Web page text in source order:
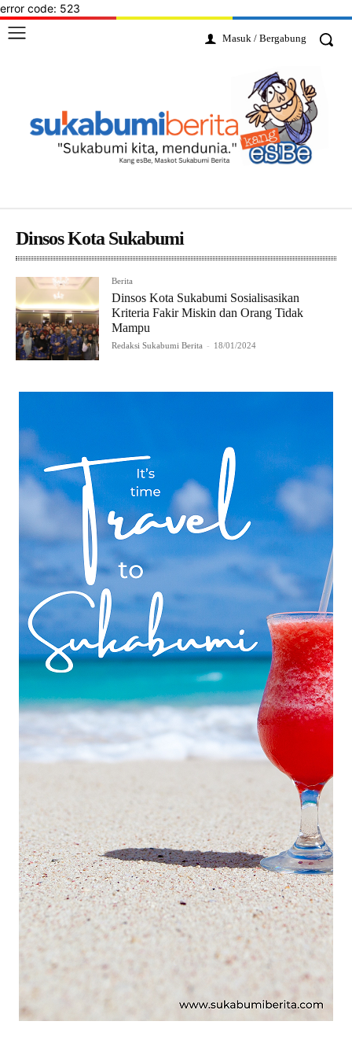
error code: 523
Masuk / Bergabung
Dinsos Kota Sukabumi
Berita
Dinsos Kota Sukabumi Sosialisasikan
Kriteria Fakir Miskin dan Orang Tidak
Mampu
Redaksi Sukabumi Berita - 18/01/2024